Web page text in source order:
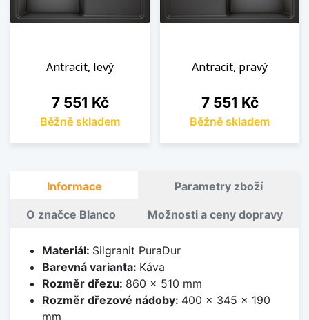
Antracit, levý
Cena
7 551 Kč
Běžně skladem
Antracit, pravý
Cena
7 551 Kč
Běžně skladem
Informace Parametry zboží
O značce Blanco Možnosti a ceny dopravy
Materiál: Silgranit PuraDur
Barevná varianta: Káva
Rozměr dřezu: 860 x 510 mm
Rozměr dřezové nádoby: 400 x 345 x 190
mm